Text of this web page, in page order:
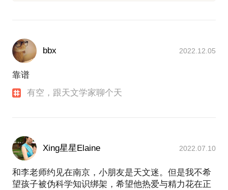
bbx 2022.12.05
靠谱
有空，跟天文学家聊个天
Xing星星Elaine 2022.07.10
和李老师约见在南京，小朋友是天文迷。但是我不希
望孩子被伪科学知识绑架，希望他热爱与精力花在正